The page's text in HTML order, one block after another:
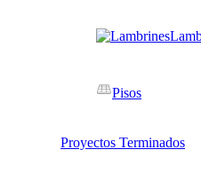
Pisos
Proyectos Terminados